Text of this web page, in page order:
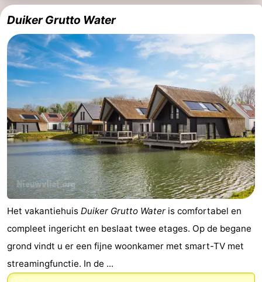
Duiker Grutto Water
Het vakantiehuis Duiker Grutto Water is comfortabel en
compleet ingericht en beslaat twee etages. Op de begane
grond vindt u er een fijne woonkamer met smart-TV met
streamingfunctie. In de ...